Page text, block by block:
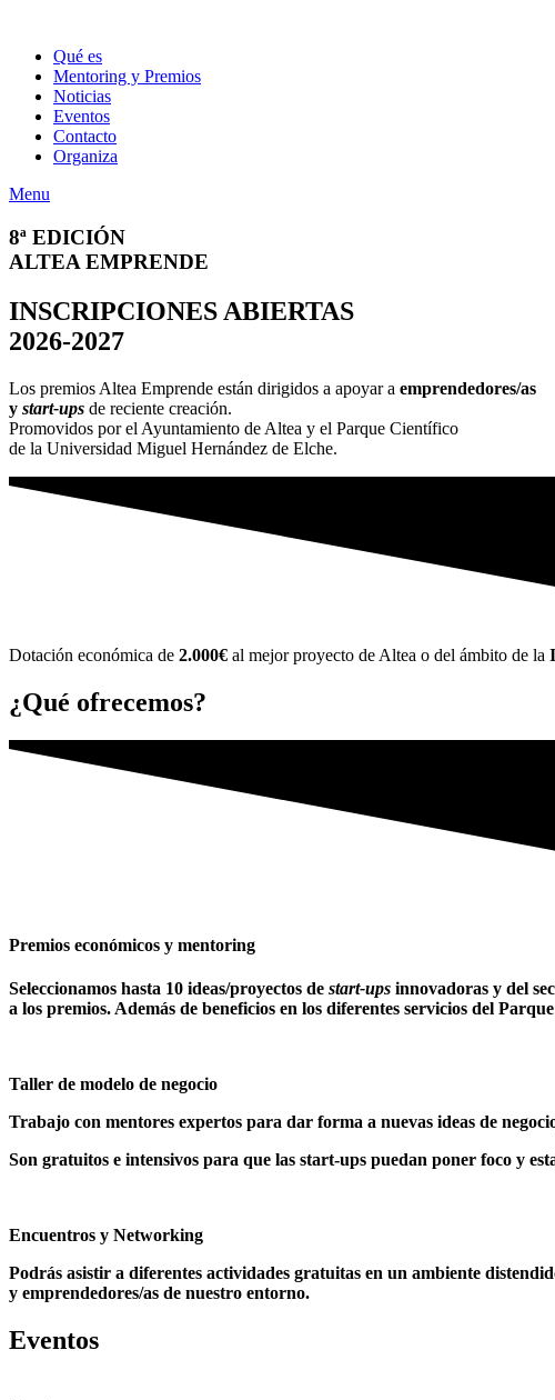
Qué es
Mentoring y Premios
Noticias
Eventos
Contacto
Organiza
Menu
8ª EDICIÓN
ALTEA EMPRENDE
INSCRIPCIONES ABIERTAS
2026-2027
Los premios Altea Emprende están dirigidos a apoyar a emprendedores/as
y start-ups de reciente creación.
Promovidos por el Ayuntamiento de Altea y el Parque Científico
de la Universidad Miguel Hernández de Elche.
Dotación económica de 2.000€ al mejor proyecto de Altea o del ámbito de la
¿Qué ofrecemos?
Premios económicos y mentoring
Seleccionamos hasta 10 ideas/proyectos de start-ups innovadoras y del
a los premios. Además de beneficios en los diferentes servicios del
Taller de modelo de negocio
Trabajo con mentores expertos para dar forma a nuevas ideas de
Son gratuitos e intensivos para que las start-ups puedan poner foco y
Encuentros y Networking
Podrás asistir a diferentes actividades gratuitas en un ambiente
y emprendedores/as de nuestro entorno.
Eventos